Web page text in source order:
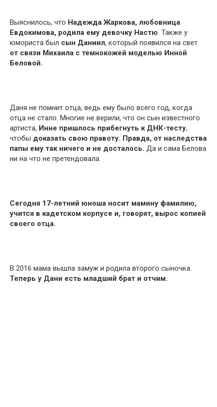
Выяснилось, что Надежда Жаркова, любовница
Евдокимова, родила ему девочку Настю. Также у
юмориста был сын Даниил, который появился на свет
от связи Михаила с темнокожей моделью Инной
Беловой.
Даня не помнит отца, ведь ему было всего год, когда
отца не стало. Многие не верили, что он сын известного
артиста, Инне пришлось прибегнуть к ДНК-тесту,
чтобы доказать свою правоту. Правда, от наследства
папы ему так ничего и не досталось. Да и сама Белова
ни на что не претендовала.
Сегодня 17-летний юноша носит мамину фамилию,
учится в кадетском корпусе и, говорят, вырос копией
своего отца.
В 2016 мама вышла замуж и родила второго сыночка.
Теперь у Дани есть младший брат и отчим.